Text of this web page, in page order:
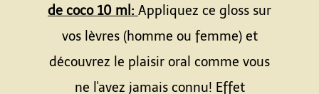
de coco 10 ml: Appliquez ce gloss sur
vos lèvres (homme ou femme) et
découvrez le plaisir oral comme vous
ne l'avez jamais connu! Effet